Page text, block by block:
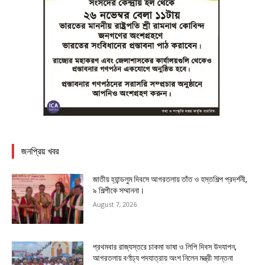
জনপ্রিয় খবর
জাতীয় হ্যান্ডলুম দিবসে আগরতলায় তাঁত ও হস্তশিল্প প্রদর্শনী,
৯ শিল্পীকে সম্মাননা।
August 7, 2026
প্রথমবার রাজ্যস্তরে চাকমা ভাষা ও লিপি দিবস উদযাপন,
আগরতলায় বর্ণাঢ্য পদযাত্রায় অংশ নিলেন মন্ত্রী সান্তনা